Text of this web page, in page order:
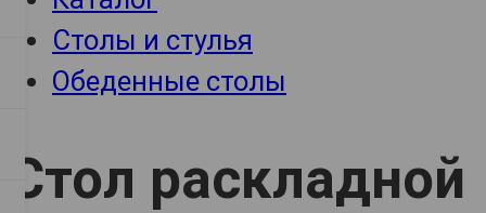
Столы и стулья
Обеденные столы
Стол раскладной